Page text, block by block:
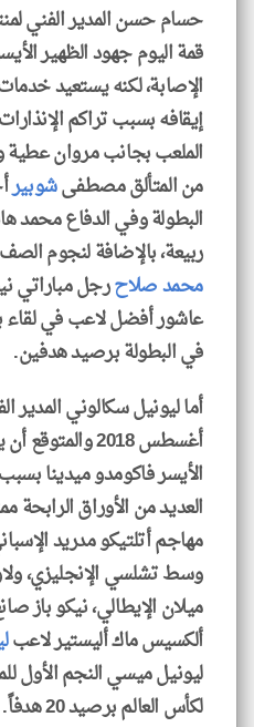
حسام حسن المدير الفني
قمة اليوم جهود الظهير
الإصابة، لكنه يستعيد
إيقافه بسبب تراكم
الملعب بجانب مروان عطية
من المتألق مصطفىشوبير
البطولة وفي الدفاع محمد
ربيعة، بالإضافة لنجوم
محمد صلاحرجل مباراتي
عاشور أفضل لاعب في لقاء
في البطولة برصيد هدفين.
أما ليونيل سكالوني المدير
أغسطس 2018
الأيسر فاكومدو ميدينا
العديد من الأوراق الرابحة
مهاجم أتلتيكو مدريد
وسط تشلسي الإنجليزي،
ميلان الإيطالي، نيكو باز
ألكسيس ماك أليستير لاعب
ليونيل ميسي النجم الأول
لكأس العالم برصيد 20 هدفاً.